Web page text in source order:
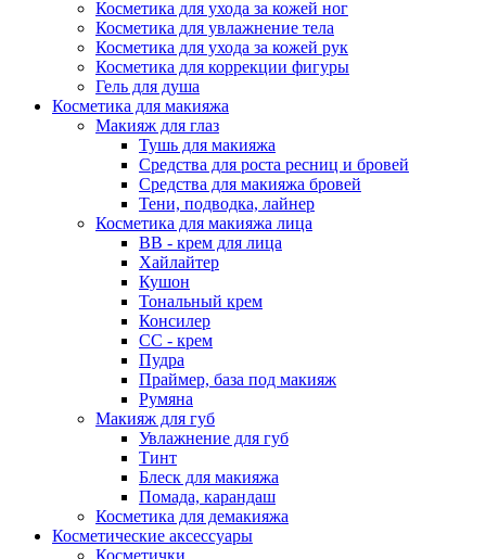
Косметика для ухода за кожей ног
Косметика для увлажнение тела
Косметика для ухода за кожей рук
Косметика для коррекции фигуры
Гель для душа
Косметика для макияжа
Макияж для глаз
Тушь для макияжа
Средства для роста ресниц и бровей
Средства для макияжа бровей
Тени, подводка, лайнер
Косметика для макияжа лица
ВВ - крем для лица
Хайлайтер
Кушон
Тональный крем
Консилер
СС - крем
Пудра
Праймер, база под макияж
Румяна
Макияж для губ
Увлажнение для губ
Тинт
Блеск для макияжа
Помада, карандаш
Косметика для демакияжа
Косметические аксессуары